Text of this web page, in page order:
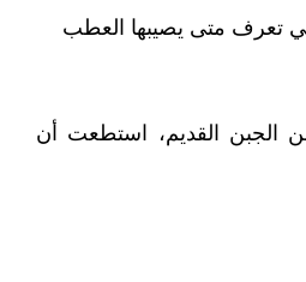
كي تعرف متى يصيبها العطب
الجبن القديم، استطعت أن